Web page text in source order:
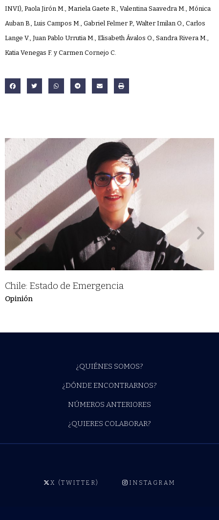
INVI), Paola Jirón M., Mariela Gaete R., Valentina Saavedra M., Mónica
Auban B., Luis Campos M., Gabriel Felmer P., Walter Imilan O., Carlos
Lange V., Juan Pablo Urrutia M., Elisabeth Ávalos O., Sandra Rivera M.,
Katia Venegas F. y Carmen Cornejo C.
Chile: Estado de Emergencia
Opinión
¿QUIÉNES SOMOS?
¿DÓNDE ENCONTRARNOS?
NÚMEROS ANTERIORES
¿QUIERES COLABORAR?
X (TWITTER) INSTAGRAM